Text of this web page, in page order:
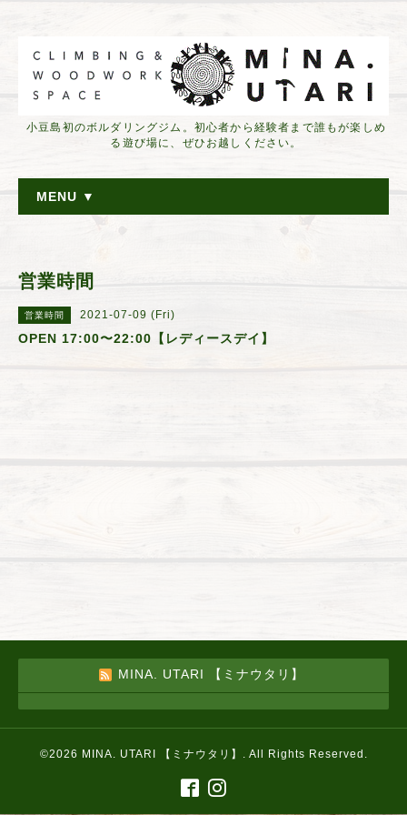
小豆島初のボルダリングジム。初心者から経験者まで誰もが楽しめ
る遊び場に、ぜひお越しください。
MENU ▼
営業時間
営業時間 2021-07-09 (Fri)
OPEN 17:00〜22:00【レディースデイ】
MINA. UTARI 【ミナウタリ】
©2026 MINA. UTARI 【ミナウタリ】 . All Rights Reserved.